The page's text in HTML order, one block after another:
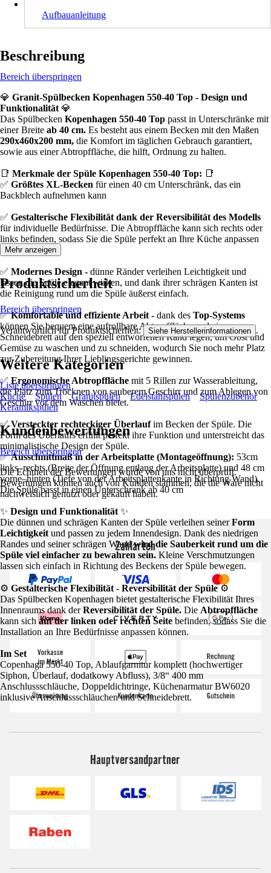
Aufbauanleitung
Beschreibung
Bereich überspringen
💎 Granit-Spülbecken Kopenhagen 550-40 Top - Design und
Funktionalität 💎
Das Spülbecken Kopenhagen 550-40 Top passt in Unterschränke mit
einer Breite ab 40 cm. Es besteht aus einem Becken mit den Maßen
290x460x200 mm, die Komfort im täglichen Gebrauch garantiert,
sowie aus einer Abtropffläche, die hilft, Ordnung zu halten.
📑 Merkmale der Spüle Kopenhagen 550-40 Top: 📑
✅ Größtes XL-Becken für einen 40 cm Unterschränk, das ein
Backblech aufnehmen kann
✅ Gestalterische Flexibilität dank der Reversibilität des Modells
für individuelle Bedürfnisse. Die Abtropffläche kann sich rechts oder
links befinden, sodass Sie die Spüle perfekt an Ihre Küche anpassen
können.
✅ Modernes Design - dünne Ränder verleihen Leichtigkeit und
lassen die Spüle elegant wirken, und dank ihrer schrägen Kanten ist
die Reinigung rund um die Spüle äußerst einfach.
✅Komfortable und effiziente Arbeit - dank des Top-Systems
können Sie bequem eine aufrollbare Abtropffläche und ein
Schneidebrett auf den speziell entworfenen Rand legen, um Obst und
Gemüse zu waschen und zu schneiden, wodurch Sie noch mehr Platz
zur Zubereitung Ihrer Lieblingsgerichte gewinnen.
✅ Ergonomische Abtropffläche mit 5 Rillen zur Wasserableitung,
die Platz zum Trocknen von sauberem Geschirr und zum Ablegen von
Geschirr vor dem Waschen bietet.
✅Versteckter rechteckiger Überlaufim Becken der Spüle. Die
Form des Überlaufs erfüllt perfekt ihre Funktion und unterstreicht das
minimalistische Design der Spüle.
✅Ausschnittmaß in der Arbeitsplatte (Montageöffnung): 53cm
links–rechts (Breite der Öffnung entlang der Arbeitsplatte) und 48 cm
vorne–hinten (Tiefe von der Arbeitsplattenkante in Richtung Wand).
Die Spüle passt in einen Unterschrank ab 40 cm
✨ Design und Funktionalität ✨
Die dünnen und schrägen Kanten der Spüle verleihen seinerForm
Leichtigkeit und passen zu jedem Innendesign. Dank des niedrigen
Randes und seiner schrägen Wandwird die Sauberkeit rund um die
Spüle viel einfacher zu bewahren sein. Kleine Verschmutzungen
lassen sich einfach in Richtung des Beckens der Spüle bewegen.
⚙️ Gestalterische Flexibilität - Reversibilität der Spüle⚙️
Das Spülbecken Kopenhagen bietet gestalterische Flexibilität Ihres
Innenraums dank derReversibilität der Spüle. Die Abtropffläche
kann sich auf der linken oder rechten Seite befinden, sodass Sie die
Installation an Ihre Bedürfnisse anpassen können.
Im Set
Copenhaga 550-40 Top, Ablaufgarnitur komplett (hochwertiger
Siphon, Überlauf, dodatkowy Abfluss), 3/8“ 400 mm
Anschlussschläuche, Doppeldichtringe, Küchenarmatur BW6020
inklusive Anschlussschläuchen und Schneidebrett.
Mehr anzeigen
Produktsicherheit
Bereich überspringen
Verantwortlich für Produktsicherheit: Siehe Herstellerinformationen .
Weitere Kategorien
Liste überspringen
Küche
Spülen Granitspülen Edelstahlspülen
Spülenzubehör
Keramikspülen
Kundenbewertungen
Bereich überspringen
Die Echtheit der Bewertungen wurde von uns nicht überprüft.
Bewertungen können auch von Kunden stammen, die die Ware nicht
nachweislich genutzt oder gekauft haben.
Zahlarten
Hauptversandpartner